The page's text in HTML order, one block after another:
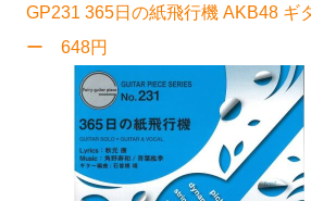
GP231 365日の紙飛行機 AKB48 ギ
ー 648円